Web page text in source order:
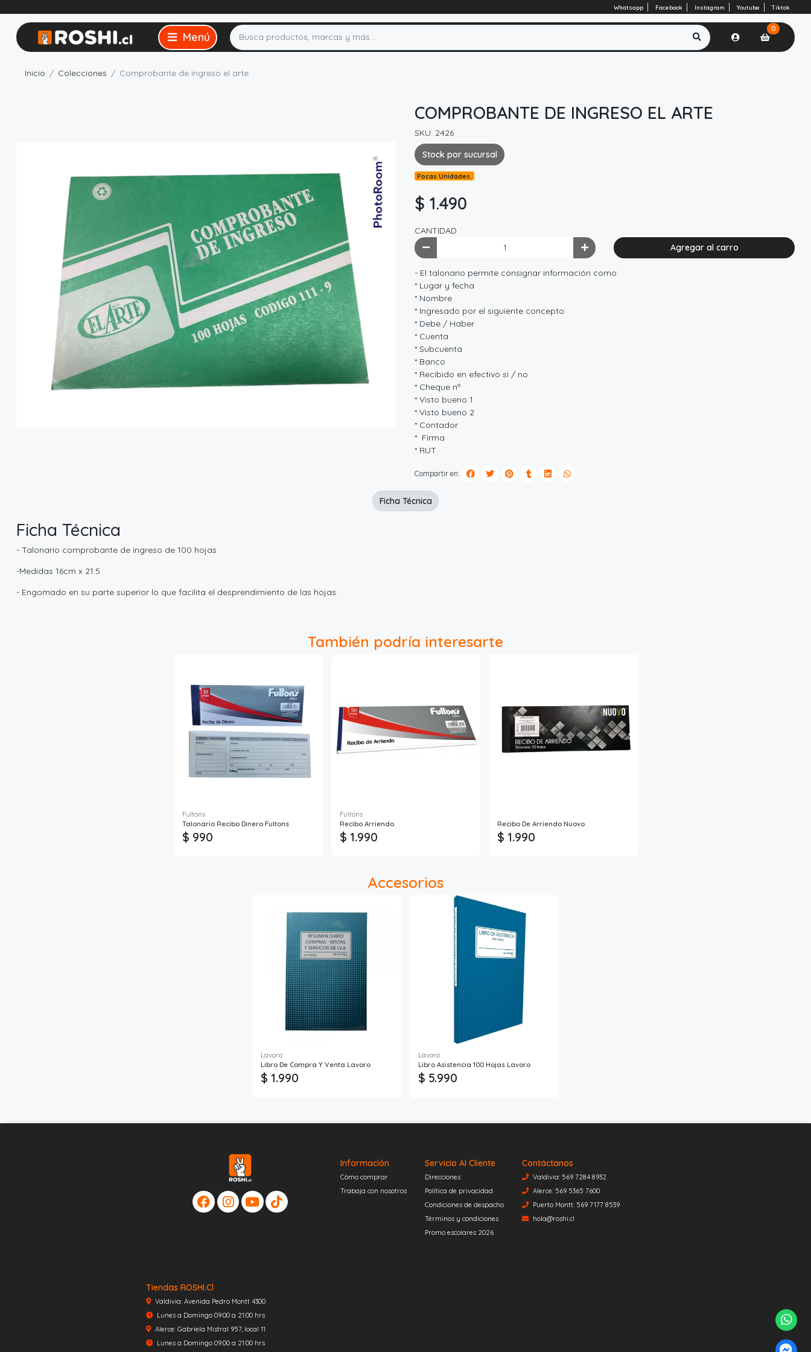
Whatsapp Facebook Instagram Youtube Tiktok
0
Inicio Colecciones Comprobante de ingreso el arte
COMPROBANTE DE INGRESO EL ARTE
SKU: 2426
Stock por sucursal
Pocas Unidades.
$ 1.490
CANTIDAD
Agregar al carro
- El talonario permite consignar información como:
* Lugar y fecha
* Nombre
* Ingresado por el siguiente concepto:
* Debe / Haber
* Cuenta
* Subcuenta
* Banco
* Recibido en efectivo si / no
* Cheque nº
* Visto bueno 1
* Visto bueno 2
* Contador
* Firma
* RUT
Compartir en:
Ficha Técnica
- Talonario comprobante de ingreso de 100 hojas
-Medidas 16cm x 21.5
- Engomado en su parte superior lo que facilita el desprendimiento de las hojas.
Ficha Técnica
También podría interesarte
Fultons
Talonario Recibo Dinero Fultons
$ 990
Fultons
Recibo Arriendo
$ 1.990
Recibo De Arriendo Nuovo
$ 1.990
Accesorios
Lavoro
Libro De Compra Y Venta Lavoro
$ 1.990
Lavoro
Libro Asistencia 100 Hojas Lavoro
$ 5.990
Información
Cómo comprar
Trabaja con nosotros
Servicio Al Cliente
Direcciones
Política de privacidad
Condiciones de despacho
Términos y condiciones
Promo escolares 2026
Contáctanos
Valdivia: 569 7284 8932
Alerce: 569 5365 7600
Puerto Montt: 569 7177 8539
hola@roshi.cl
Tiendas ROSHI.cl
Valdivia: Avenida Pedro Montt 4300
Lunes a Domingo 09:00 a 21:00 hrs
Alerce: Gabriela Mistral 957, local 11
Lunes a Domingo 09:00 a 21:00 hrs